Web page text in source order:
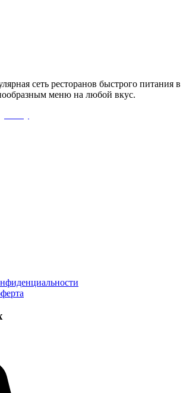
сеть ресторанов быстрого питания в
меню на любой вкус.